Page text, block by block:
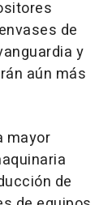
de
y
aún más
mayor
de